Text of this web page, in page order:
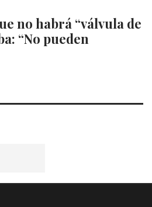
no habrá “válvula de
“No pueden